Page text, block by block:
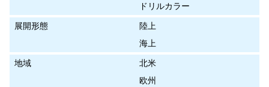
ドリルカラー
展開形態
陸上
海上
地域
北米
欧州